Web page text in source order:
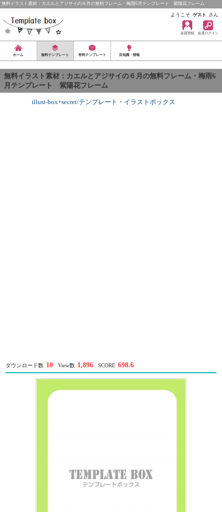
無料イラスト素材：カエルとアジサイの６月の無料フレーム・梅雨6月テンプレート 紫陽花フレーム
ようこそ ゲスト さん
会員登録 会員ログイン
ホーム 無料テンプレート 有料テンプレート 豆知識・情報
無料イラスト素材：カエルとアジサイの６月の無料フレーム・梅雨6
月テンプレート 紫陽花フレーム
illust-box+secret/テンプレート ・ イラストボックス
ダウンロード数 10 View数 1,896 SCORE 698.6